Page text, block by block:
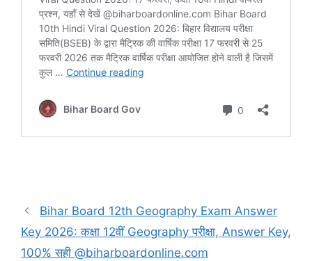
Bihar Board 12th Geography Exam Answer
Key 2026: कक्षा 12वीं Geography परीक्षा, Answer Key,
100% सही @biharboardonline.com